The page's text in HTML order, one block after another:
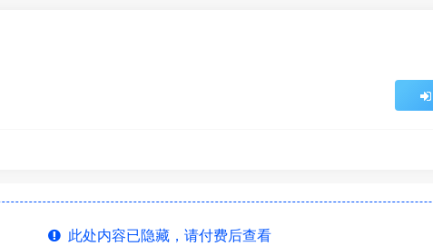
此处内容已隐藏，请付费后查看